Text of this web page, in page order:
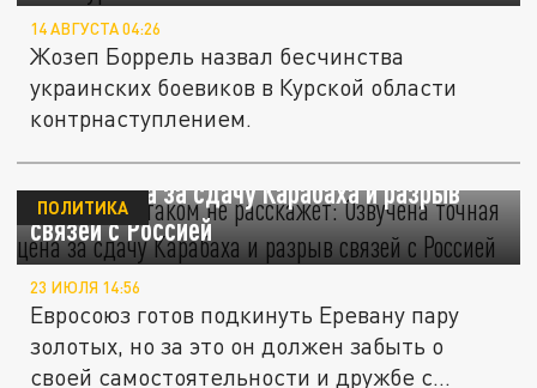
14 АВГУСТА 04:26
Жозеп Боррель назвал бесчинства
украинских боевиков в Курской области
контрнаступлением.
Пашинян о таком не расскажет: Озвучена
точная цена за сдачу Карабаха и разрыв
связей с Россией
ПОЛИТИКА
23 ИЮЛЯ 14:56
Евросоюз готов подкинуть Еревану пару
золотых, но за это он должен забыть о
своей самостоятельности и дружбе с...